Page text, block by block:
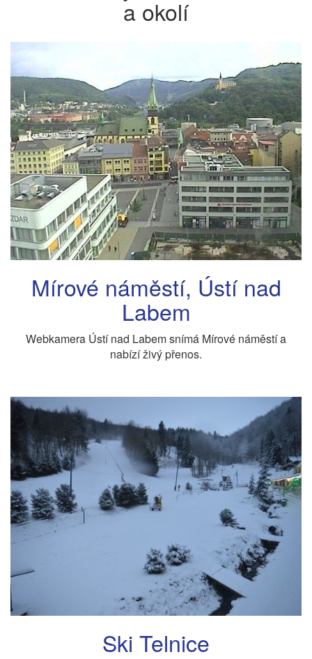
a okolí
Mírové náměstí, Ústí nad
Labem
Webkamera Ústí nad Labem snímá Mírové náměstí a
nabízí živý přenos.
Ski Telnice